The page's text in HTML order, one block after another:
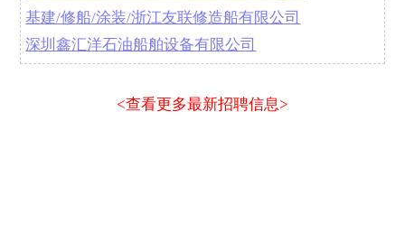
基建/修船/涂装/浙江友联修造船有限公司
深圳鑫汇洋石油船舶设备有限公司
<查看更多最新招聘信息>